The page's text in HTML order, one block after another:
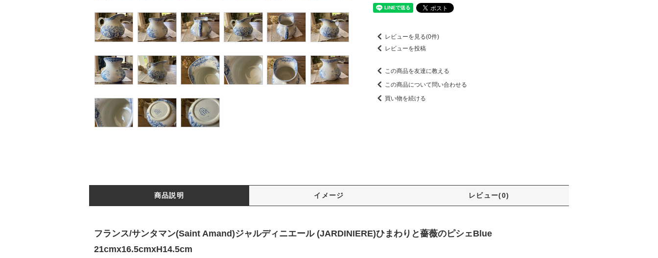
レビューを見る(0件)
レビューを投稿
この商品を友達に教える
この商品について問い合わせる
買い物を続ける
商品説明 イメージ レビュー(0)
フランス/サンタマン(Saint Amand)ジャルディニエール (JARDINIERE)ひまわりと薔薇のピシェBlue
21cmx16.5cmxH14.5cm